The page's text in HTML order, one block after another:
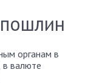
органам в
в валюте